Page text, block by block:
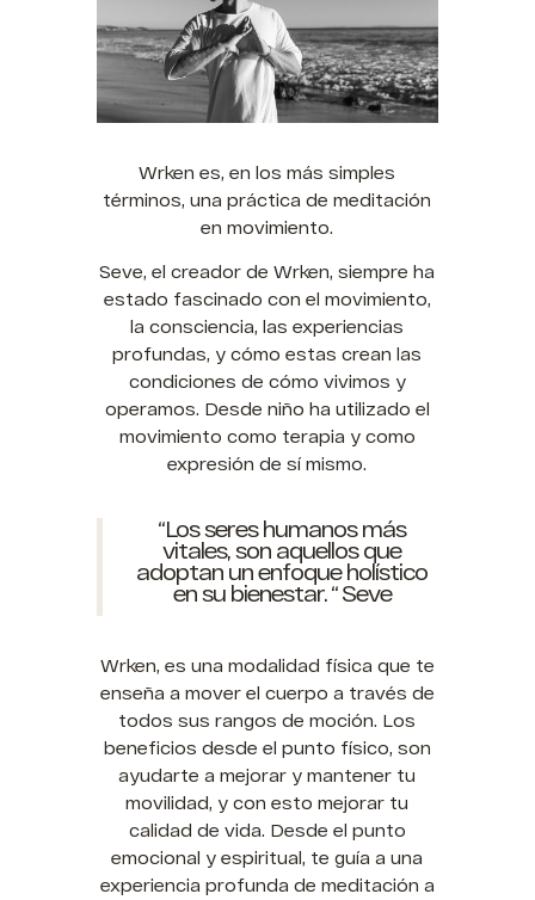
Wrken es, en los más simples
términos, una práctica de meditación
en movimiento.
Seve, el creador de Wrken, siempre ha
estado fascinado con el movimiento,
la consciencia, las experiencias
profundas, y cómo estas crean las
condiciones de cómo vivimos y
operamos. Desde niño ha utilizado el
movimiento como terapia y como
expresión de sí mismo.
“Los seres humanos más
vitales, son aquellos que
adoptan un enfoque holístico
en su bienestar. “ Seve
Wrken, es una modalidad física que te
enseña a mover el cuerpo a través de
todos sus rangos de moción. Los
beneficios desde el punto físico, son
ayudarte a mejorar y mantener tu
movilidad, y con esto mejorar tu
calidad de vida. Desde el punto
emocional y espiritual, te guía a una
experiencia profunda de meditación a